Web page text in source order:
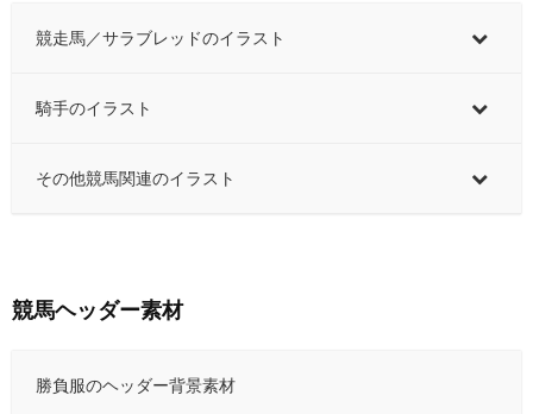
競走馬／サラブレッドのイラスト
騎手のイラスト
その他競馬関連のイラスト
競馬ヘッダー素材
勝負服のヘッダー背景素材